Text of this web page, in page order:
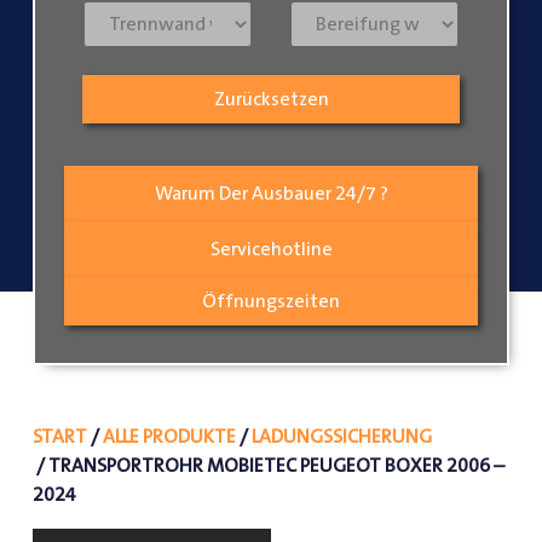
Warum Der Ausbauer 24/7 ?
Servicehotline
Öffnungszeiten
Zurücksetzen
START/ALLE PRODUKTE/LADUNGSSICHERUNG
/ TRANSPORTROHR MOBIETEC PEUGEOT BOXER 2006 –
2024